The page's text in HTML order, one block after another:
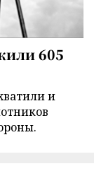
605
и